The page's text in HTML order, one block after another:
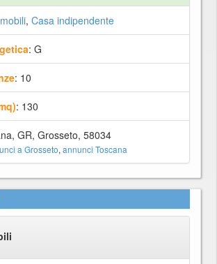
, Casa indipendente
: G
: 10
: 130
GR, Grosseto, 58034
a Grosseto, annunci Toscana